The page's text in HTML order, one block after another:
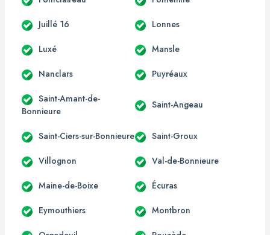
Juillé 16 Lonnes
Luxé Mansle
Nanclars Puyréaux
Saint-Amant-de-
Bonnieure
Saint-Angeau
Saint-Ciers-sur-Bonnieure Saint-Groux
Villognon Val-de-Bonnieure
Maine-de-Boixe Écuras
Eymouthiers Montbron